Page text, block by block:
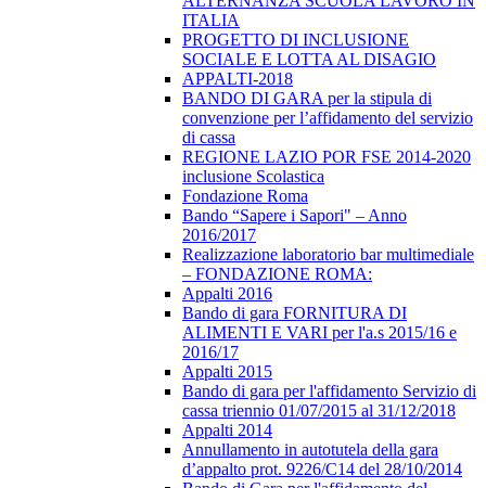
ITALIA
PROGETTO DI INCLUSIONE
SOCIALE E LOTTA AL DISAGIO
APPALTI-2018
BANDO DI GARA per la stipula di
convenzione per l’affidamento del servizio
di cassa
REGIONE LAZIO POR FSE 2014-2020
inclusione Scolastica
Fondazione Roma
Bando “Sapere i Sapori" – Anno
2016/2017
Realizzazione laboratorio bar multimediale
– FONDAZIONE ROMA:
Appalti 2016
Bando di gara FORNITURA DI
ALIMENTI E VARI per l'a.s 2015/16 e
2016/17
Appalti 2015
Bando di gara per l'affidamento Servizio di
cassa triennio 01/07/2015 al 31/12/2018
Appalti 2014
Annullamento in autotutela della gara
d’appalto prot. 9226/C14 del 28/10/2014